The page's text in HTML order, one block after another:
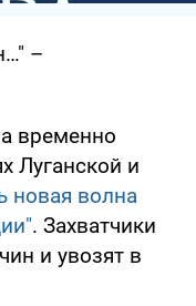
–
временно
Луганской и
новая волна
. Захватчики
и увозят в